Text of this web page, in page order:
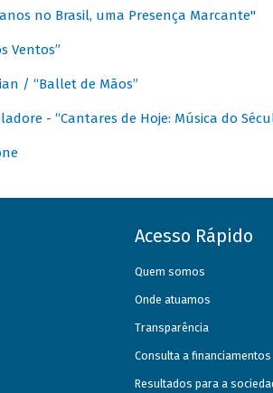
no Brasil, uma Presença Marcante"
Ventos”
/ “Ballet de Mãos”
- “Cantares de Hoje: Música do
Acesso Rápido
Quem somos
Onde atuamos
Transparência
Consulta a financiamentos
Resultados para a